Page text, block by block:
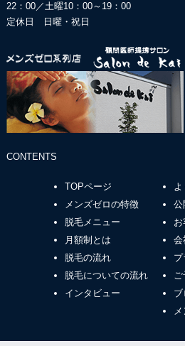
22：00／土曜10：00～19：00
定休日 日曜・祝日
CONTENTS
TOPページ
メンズゼロの特徴
脱毛メニュー
月額制とは
脱毛の流れ
脱毛についての流れ
インタビュー
よ
公
会
ブ